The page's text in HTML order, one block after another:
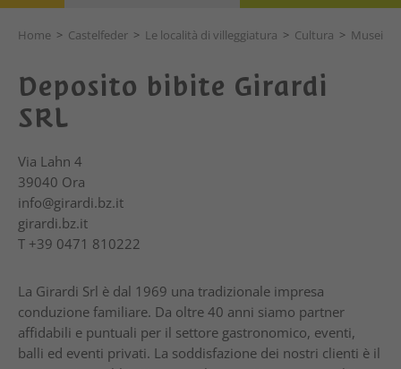
Home > Castelfeder > Le località di villeggiatura > Cultura > Musei
Deposito bibite Girardi
SRL
Via Lahn 4
39040 Ora
info@girardi.bz.it
girardi.bz.it
T +39 0471 810222
La Girardi Srl è dal 1969 una tradizionale impresa
conduzione familiare. Da oltre 40 anni siamo partner
affidabili e puntuali per il settore gastronomico, eventi,
balli ed eventi privati. La soddisfazione dei nostri clienti è il